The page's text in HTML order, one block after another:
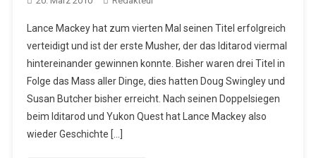
Lance Mackey hat zum vierten Mal seinen Titel erfolgreich
verteidigt und ist der erste Musher, der das Iditarod viermal
hintereinander gewinnen konnte. Bisher waren drei Titel in
Folge das Mass aller Dinge, dies hatten Doug Swingley und
Susan Butcher bisher erreicht. Nach seinen Doppelsiegen
beim Iditarod und Yukon Quest hat Lance Mackey also
wieder Geschichte […]